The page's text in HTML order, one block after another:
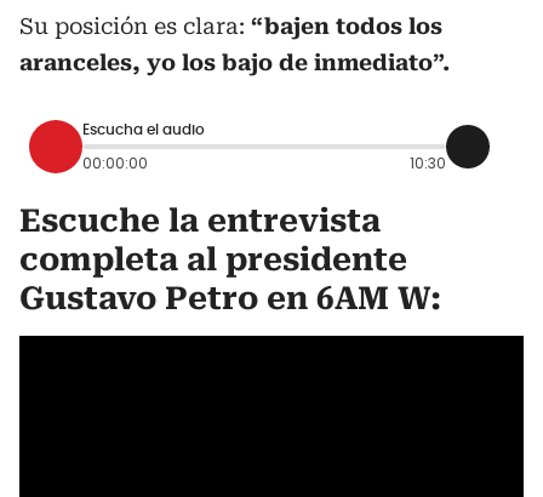
Su posición es clara: “bajen todos los
aranceles, yo los bajo de inmediato”.
Escucha el audio
00:00:00 10:30
Escuche la entrevista
completa al presidente
Gustavo Petro en 6AM W: